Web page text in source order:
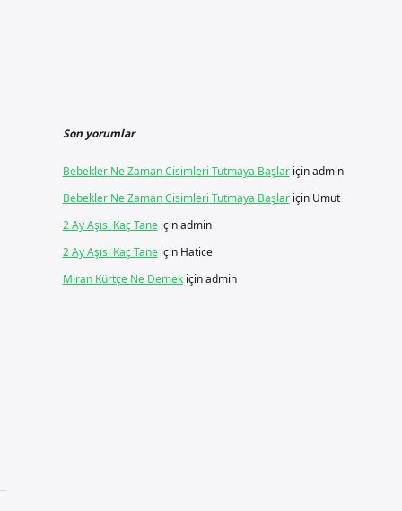
Son yorumlar
Bebekler Ne Zaman Cisimleri Tutmaya Başlariçinadmin
Bebekler Ne Zaman Cisimleri Tutmaya Başlariçin Umut
2 Ay Aşısı Kaç Taneiçinadmin
2 Ay Aşısı Kaç Taneiçin Hatice
Miran Kürtçe Ne Demekiçinadmin